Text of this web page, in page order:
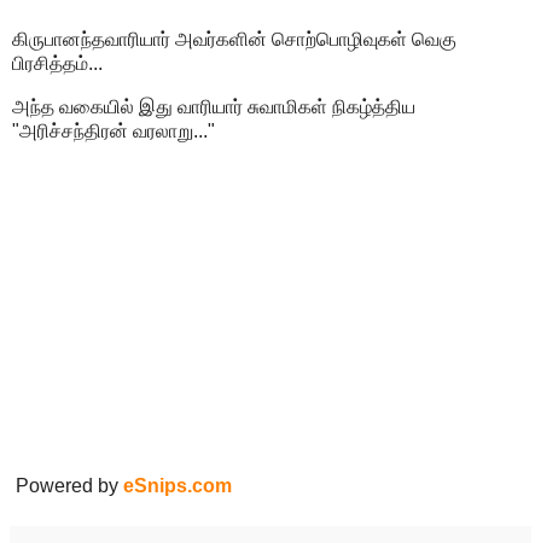
கிருபானந்தவாரியார் அவர்களின் சொற்பொழிவுகள் வெகு
பிரசித்தம்...
அந்த வகையில் இது வாரியார் சுவாமிகள் நிகழ்த்திய
"அரிச்சந்திரன் வரலாறு..."
Powered by eSnips.com